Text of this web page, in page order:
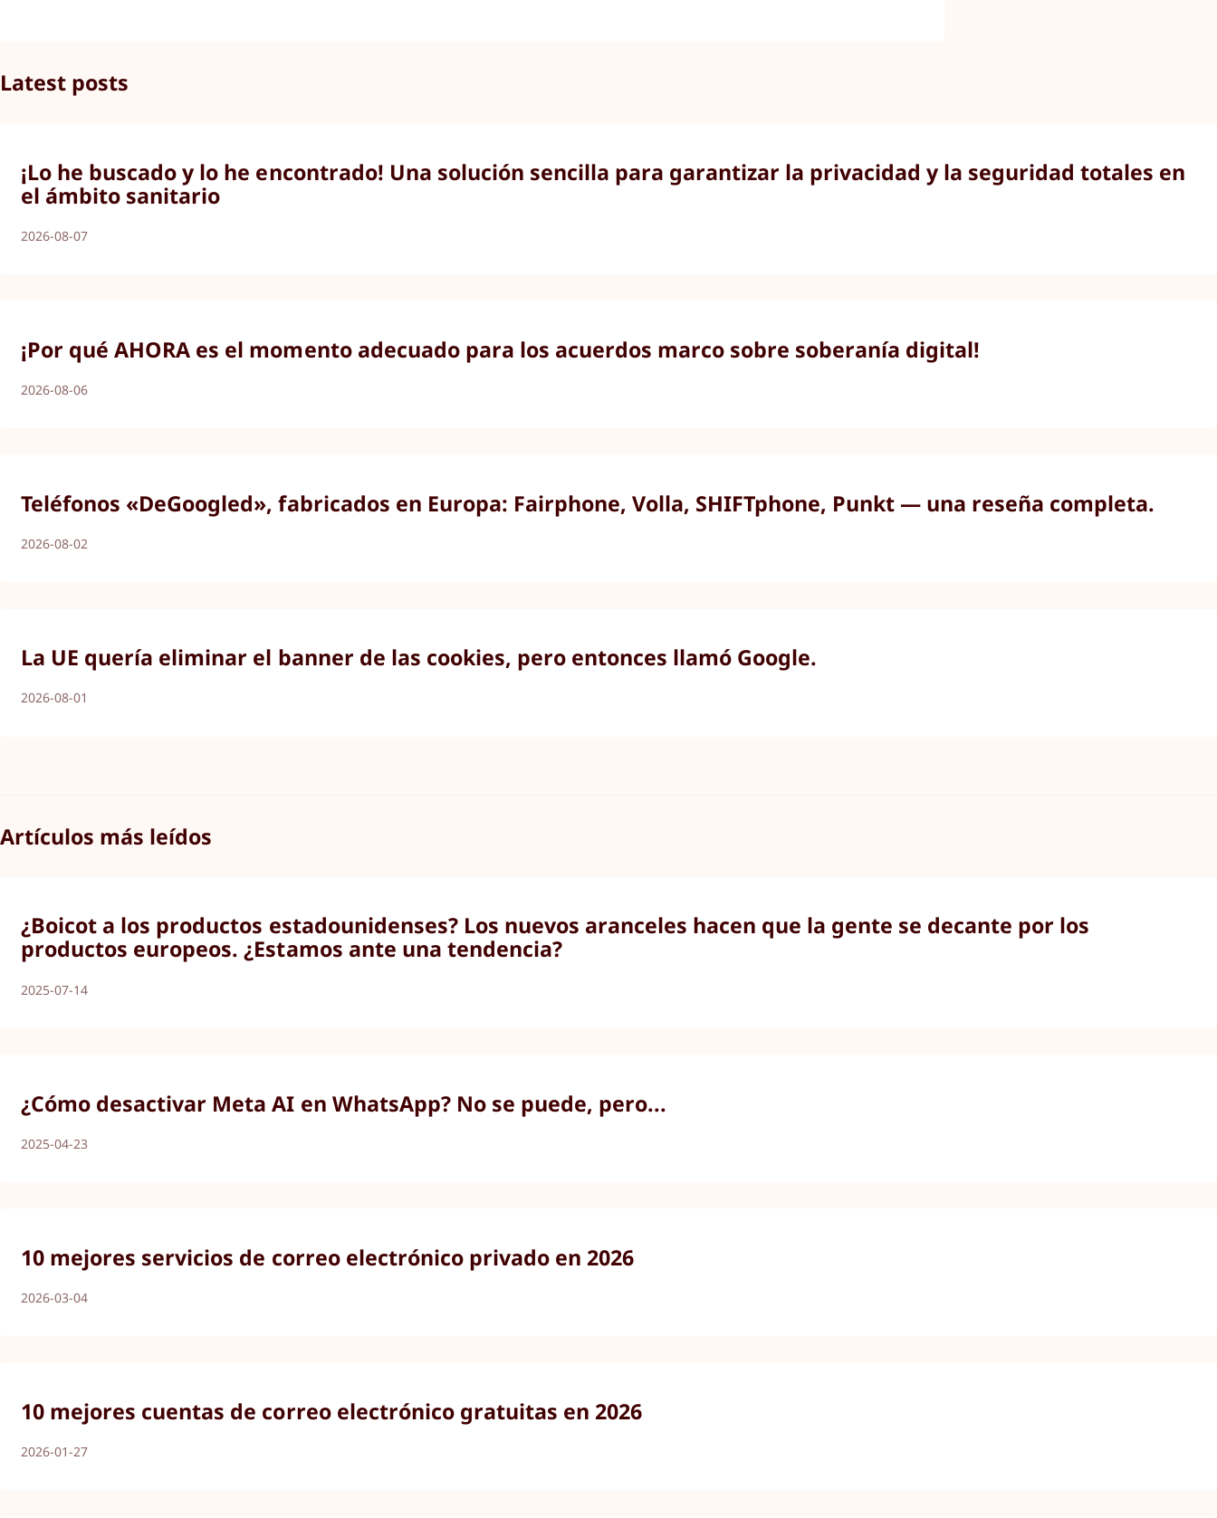
Latest posts
¡Lo he buscado y lo he encontrado! Una solución sencilla para garantizar la privacidad y la seguridad totales en
el ámbito sanitario
2026-08-07
¡Por qué AHORA es el momento adecuado para los acuerdos marco sobre soberanía digital!
2026-08-06
Teléfonos «DeGoogled», fabricados en Europa: Fairphone, Volla, SHIFTphone, Punkt — una reseña completa.
2026-08-02
La UE quería eliminar el banner de las cookies, pero entonces llamó Google.
2026-08-01
Artículos más leídos
¿Boicot a los productos estadounidenses? Los nuevos aranceles hacen que la gente se decante por los
productos europeos. ¿Estamos ante una tendencia?
2025-07-14
¿Cómo desactivar Meta AI en WhatsApp? No se puede, pero...
2025-04-23
10 mejores servicios de correo electrónico privado en 2026
2026-03-04
10 mejores cuentas de correo electrónico gratuitas en 2026
2026-01-27